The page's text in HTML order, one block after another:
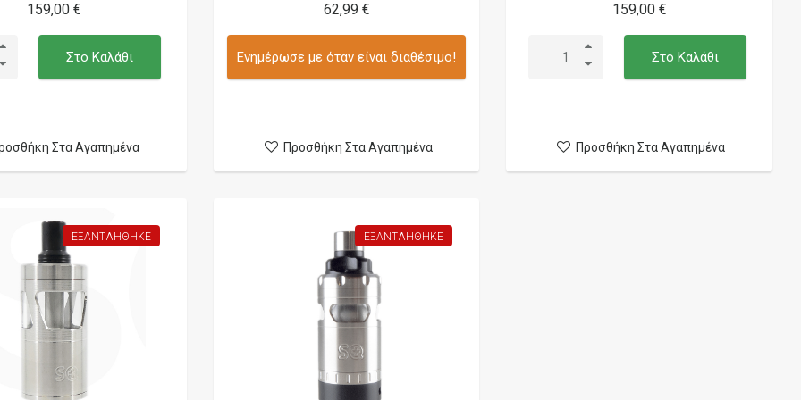
159,00 €
Στο Καλάθι
Στα Αγαπημένα
62,99 €
Ενημέρωσε με όταν είναι διαθέσιμο!
Προσθήκη Στα Αγαπημένα
159,00 €
Στο Καλάθι
Προσθήκη Στα Αγαπημένα
ΕΞΑΝΤΛΉΘΗΚΕ ΕΞΑΝΤΛΉΘΗΚΕ